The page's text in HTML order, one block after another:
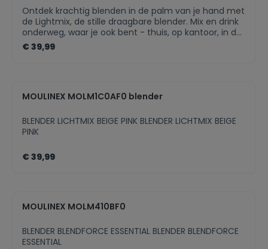
stroom:Snoeropbergruimte: NeeAfneembaar snoer:
NeeType stekker: EURVermogen: 1000
WEnergieverbruik:Uitgeschakelde modus: 0,1
WStandby modus: Niet beschikbaarTijd tot
uitschakeling: 20 min
Ontdek krachtig blenden in de palm van je hand met
de Lightmix, de stille draagbare blender. Mix en drink
onderweg, waar je ook bent - thuis, op kantoor, in de
sportschool of op reis. Lightmix is gemaakt van
onbreekbaar Tritan met een lekvrij ontwerp. Gooi het
en voedingsstoffen.
€ 39,99
MOULINEX MOLM1C0AF0 blender
BLENDER LICHTMIX BEIGE PINK BLENDER LICHTMIX BEIGE
PINK
€ 39,99
MOULINEX MOLM410BF0
BLENDER BLENDFORCE ESSENTIAL BLENDER BLENDFORCE
ESSENTIAL